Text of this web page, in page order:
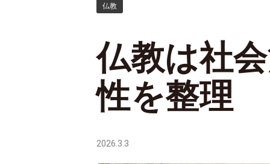
仏教
仏教は社
性を整理
2026.3.3